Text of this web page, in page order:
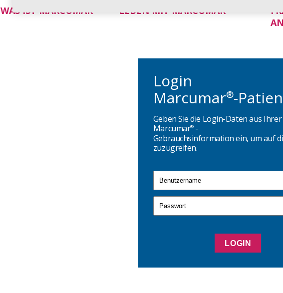
WAS IST MARCUMAR LEBEN MIT MARCUMAR
Login
Marcumar®-
Geben Sie die Login-Daten aus Ihrer
Marcumar®-
Gebrauchsinformation ein, um auf
zuzugreifen.
LOGIN